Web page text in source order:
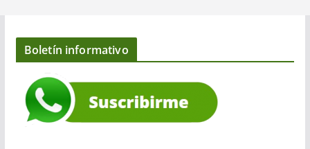
Boletín informativo